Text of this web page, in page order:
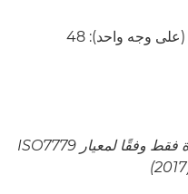
الوضع النشط (أسود وأبيض/بالألوان) (على وجه واحد): 48
* القيمة المرجعية: قياس وحدة واحدة فقط وفقًا لمعيار ISO7779